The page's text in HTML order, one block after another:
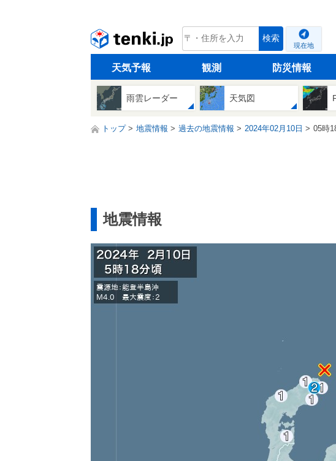
tenki.jp 検索
現在地
天気予報 観測 防災情報
雨雲レーダー 天気図
トップ 地震情報 過去の地震情報 2024年02月10日 05時
地震情報